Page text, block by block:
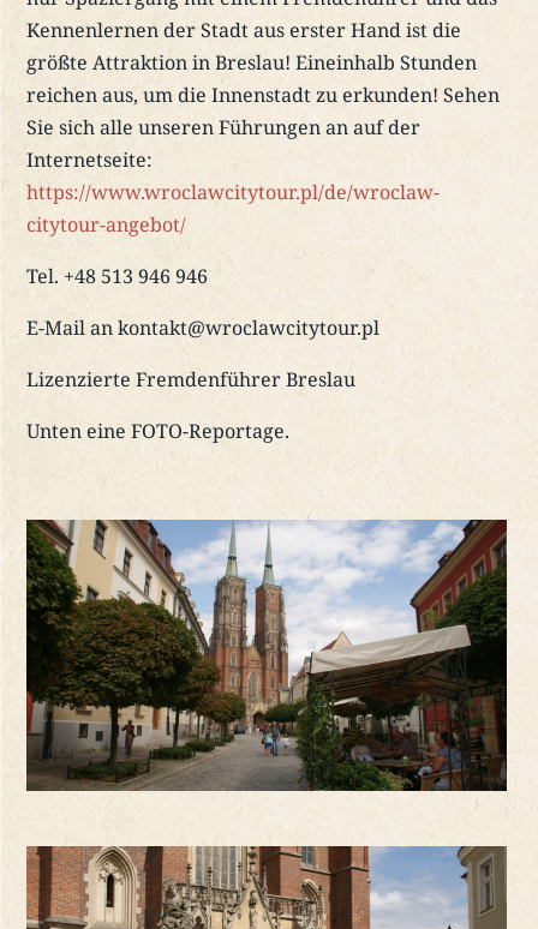
Kennenlernen der Stadt aus erster Hand ist die
größte Attraktion in Breslau! Eineinhalb Stunden
reichen aus, um die Innenstadt zu erkunden! Sehen
Sie sich alle unseren Führungen an auf der
Internetseite:
https://www.wroclawcitytour.pl/de/wroclaw-
citytour-angebot/
Tel. +48 513 946 946
E-Mail an kontakt@wroclawcitytour.pl
Lizenzierte Fremdenführer Breslau
Unten eine FOTO-Reportage.